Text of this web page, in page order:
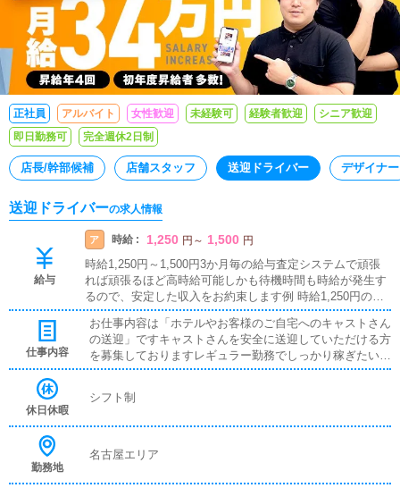
正社員 アルバイト 女性歓迎 未経験可 経験者歓迎
シニア歓迎
即日勤務可
完全週休2日制
店長/幹部候補 店舗スタッフ 送迎ドライバー デザイナー
送迎ドライバーの求人情報
給与
ア 時給 : 1,250 円 ～ 1,500 円
時給1,250円～1,500円3か月毎の給与査定システムで頑張
れば頑張るほど高時給可能しかも待機時間も時給が発生す
るので、安定した収入をお約束します例 時給1,250円の場
合5時間15日出勤 93,750円8時間20日出勤 200,000円例 時
給1,500円の場合5時間15日出勤 112,500円8時間20日出勤 2
40,000円
仕事内容
お仕事内容は「ホテルやお客様のご自宅へのキャストさん
の送迎」ですキャストさんを安全に送迎していただける方
を募集しておりますレギュラー勤務でしっかり稼ぎたい方
はもちろん、副業としてお考えの方も歓迎いたします※ド
務をしなければならないお店が多いですが、当社は単純な
休日休暇
シフト制
勤務地
名古屋エリア